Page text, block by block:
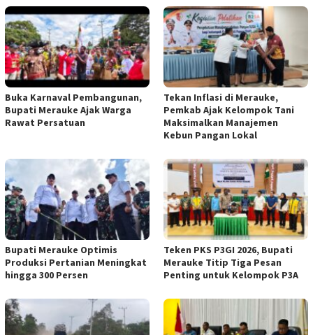
Buka Karnaval Pembangunan,
Bupati Merauke Ajak Warga
Rawat Persatuan
Tekan Inflasi di Merauke,
Pemkab Ajak Kelompok Tani
Maksimalkan Manajemen
Kebun Pangan Lokal
Bupati Merauke Optimis
Produksi Pertanian Meningkat
hingga 300 Persen
Teken PKS P3GI 2026, Bupati
Merauke Titip Tiga Pesan
Penting untuk Kelompok P3A